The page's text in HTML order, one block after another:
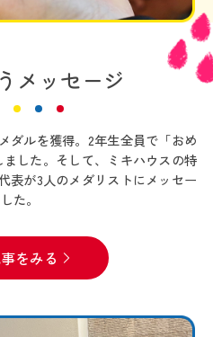
メッセージ
ダルを獲得。2年生全員で「おめ
した。そして、ミキハウスの特
表が3人のメダリストにメッセー
た。
をみる